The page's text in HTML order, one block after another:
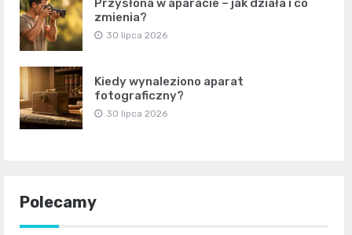
Przysłona w aparacie – jak działa i co
zmienia?
30 lipca 2026
Kiedy wynaleziono aparat
fotograficzny?
30 lipca 2026
Polecamy